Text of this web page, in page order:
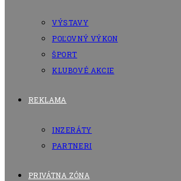
VÝSTAVY
POĽOVNÝ VÝKON
ŠPORT
KLUBOVÉ AKCIE
REKLAMA
INZERÁTY
PARTNERI
PRIVÁTNA ZÓNA